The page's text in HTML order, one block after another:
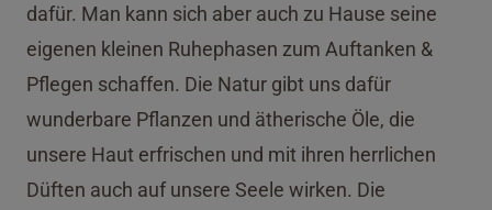
dafür. Man kann sich aber auch zu Hause seine
eigenen kleinen Ruhephasen zum Auftanken &
Pflegen schaffen. Die Natur gibt uns dafür
wunderbare Pflanzen und ätherische Öle, die
unsere Haut erfrischen und mit ihren herrlichen
Düften auch auf unsere Seele wirken. Die